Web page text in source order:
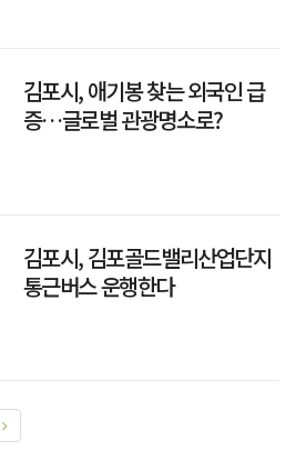
김포시, 애기봉 찾는 외국인 급
증…글로벌 관광명소로?
김포시, 김포골드밸리산업단지
통근버스 운행한다